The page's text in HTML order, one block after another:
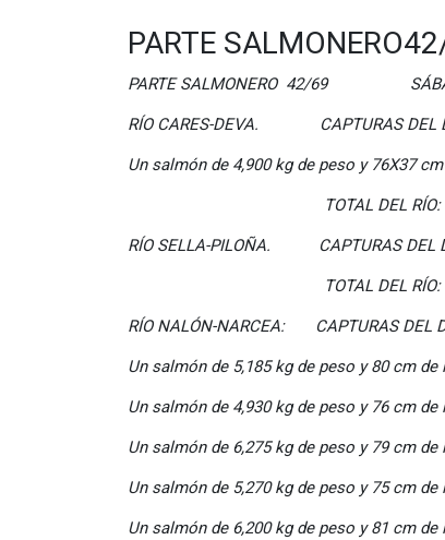
PARTE
PARTE SALMONERO 42/69
RÍO CARES-DEVA. CAPTURAS DEL
Un salmón de 4,900 kg de peso y 76X37
TOTAL DEL RÍO: 7
RÍO SELLA-PILOÑA. CAPTURAS DEL
TOTAL DEL RÍO: 10
RÍO NALÓN-NARCEA: CAPTURAS DEL
Un salmón de 5,185 kg de peso y 80 cm
Un salmón de 4,930 kg de peso y 76 cm
Un salmón de 6,275 kg de peso y 79 cm
Un salmón de 5,270 kg de peso y 75 cm
Un salmón de 6,200 kg de peso y 81 cm